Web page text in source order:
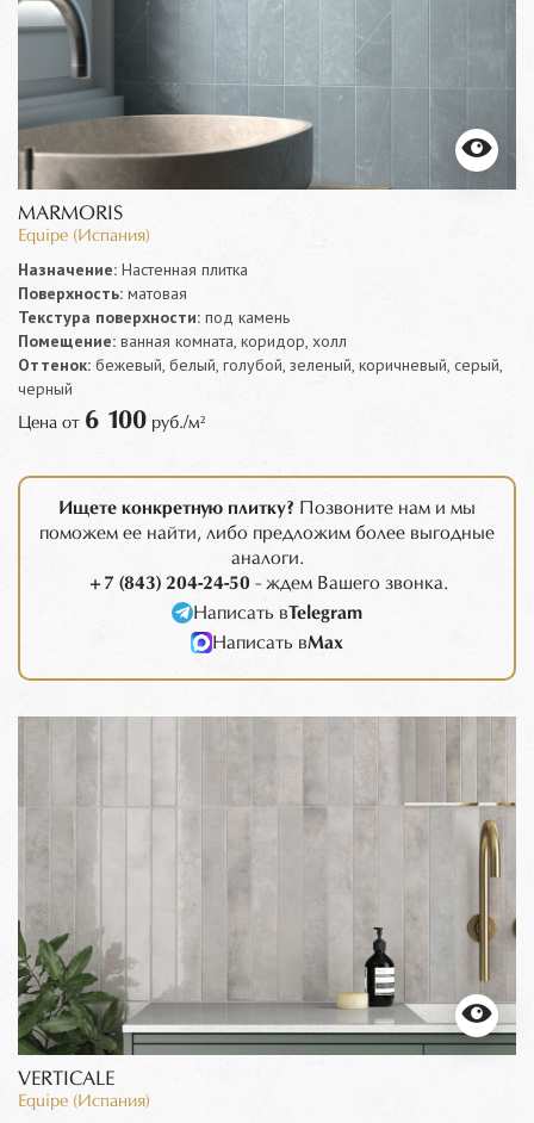
MARMORIS
Equipe (Испания)
Назначение: Настенная плитка
Поверхность: матовая
Текстура поверхности: под камень
Помещение: ванная комната, коридор, холл
Оттенок: бежевый, белый, голубой, зеленый, коричневый, серый,
черный
Цена от 6 100 руб./м²
Ищете конкретную плитку? Позвоните нам и мы
поможем ее найти, либо предложим более выгодные
аналоги.
+7 (843) 204-24-50- ждем Вашего звонка.
Написать вTelegram
Написать вMax
VERTICALE
Equipe (Испания)